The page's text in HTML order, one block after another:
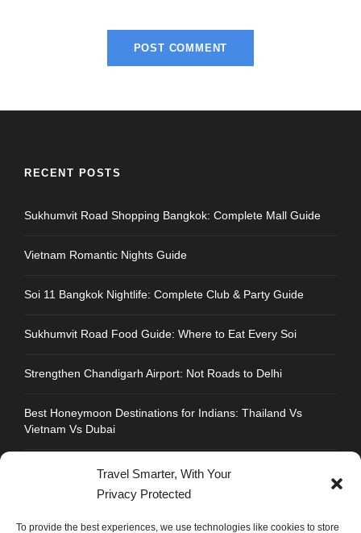
Travel Smarter, With Your
Privacy Protected
To provide the best experiences, we use technologies like cookies to store
RECENT POSTS
Sukhumvit Road Shopping Bangkok: Complete Mall Guide
Vietnam Romantic Nights Guide
Soi 11 Bangkok Nightlife: Complete Club & Party Guide
Sukhumvit Road Food Guide: Where to Eat Every Soi
Strengthen Chandigarh Airport: Not Roads to Delhi
Best Honeymoon Destinations for Indians: Thailand Vs
Vietnam Vs Dubai